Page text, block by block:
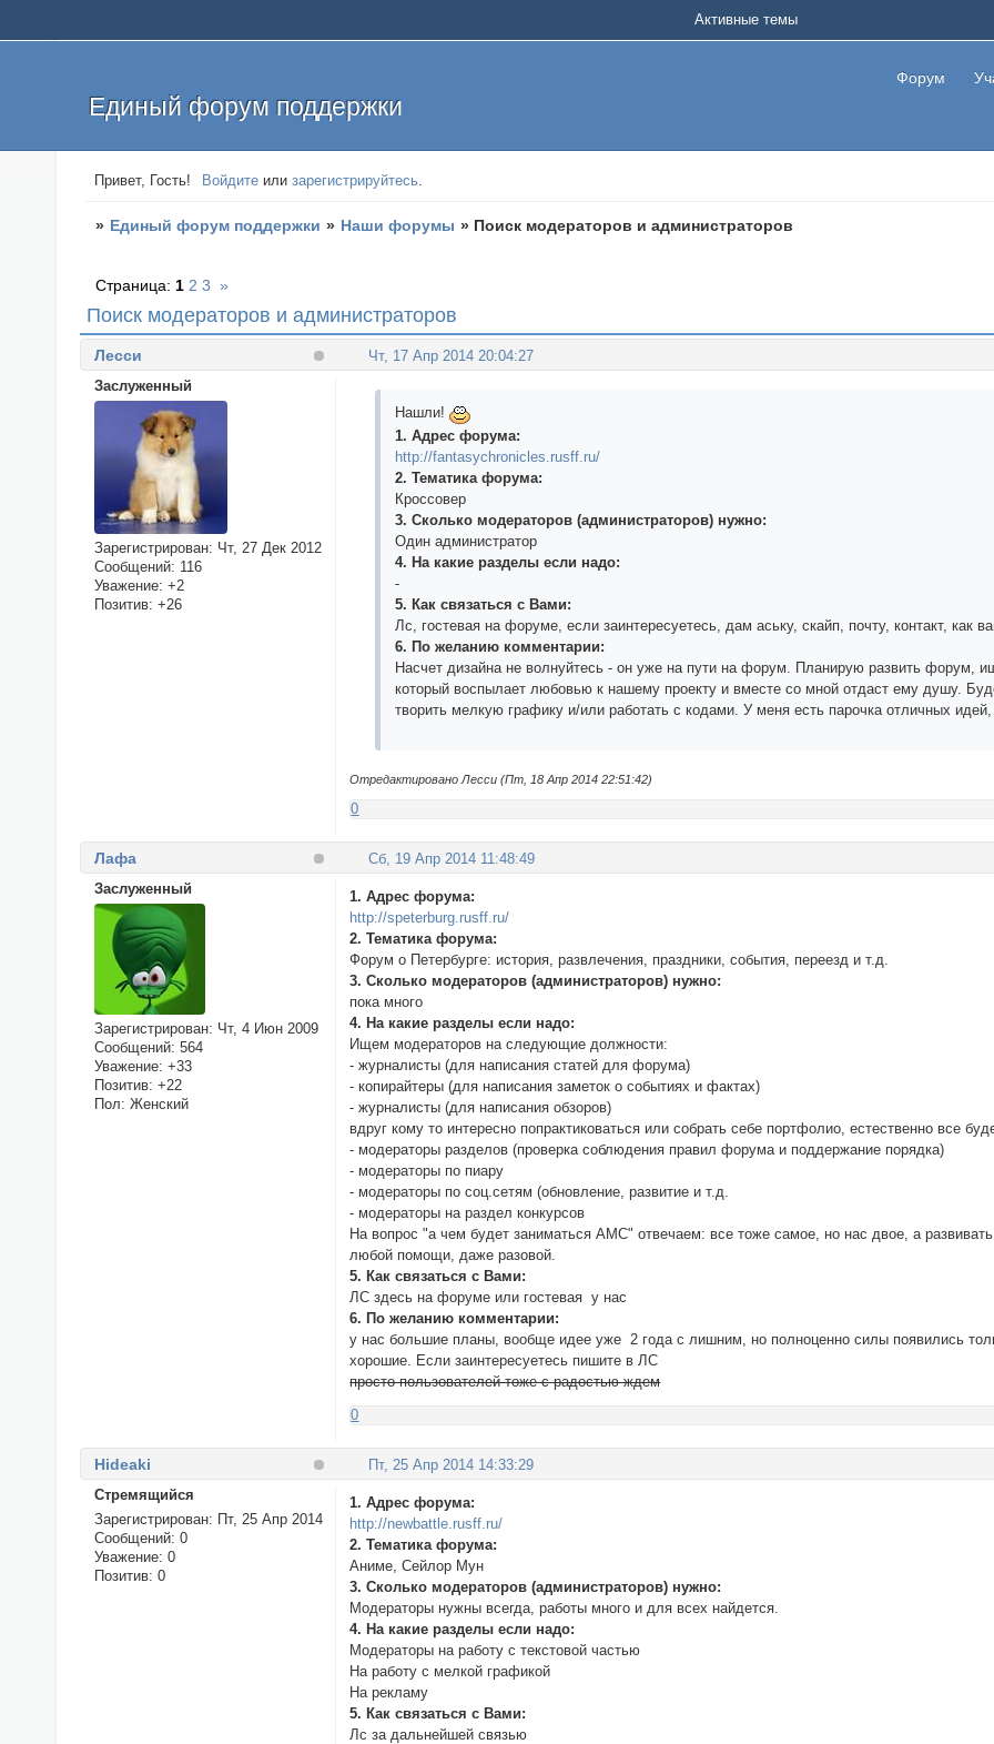
Единый форум поддержки
Форум
Активные темы
Привет, Гость! Войдите илизарегистрируйтесь.
» Единый форум поддержки » Наши форумы » Поиск модераторов и администраторов
Поиск модераторов и администраторов
Страница: 1 2 3 »
Чт, 17 Апр 2014 20:04:27
Лесси
Заслуженный
Зарегистрирован: Чт, 27 Дек 2012
Сообщений: 116
Уважение: +2
Позитив: +26
Нашли!
1. Адрес форума:
http://fantasychronicles.rusff.ru/
2. Тематика форума:
Кроссовер
3. Сколько модераторов (администраторов) нужно:
Один администратор
4. На какие разделы если надо:
-
5. Как связаться с Вами:
Лс, гостевая на форуме, если заинтересуетесь, дам аську, скайп, почту, контакт, как
6. По желанию комментарии:
Насчет дизайна не волнуйтесь - он уже на пути на форум. Планирую развить форум,
который воспылает любовью к нашему проекту и вместе со мной отдаст ему душу.
творить мелкую графику и/или работать с кодами. У меня есть парочка отличных
Отредактировано Лесси (Пт, 18 Апр 2014 22:51:42)
0
Сб, 19 Апр 2014 11:48:49
Лафа
Заслуженный
Зарегистрирован: Чт, 4 Июн 2009
Сообщений: 564
Уважение: +33
Позитив: +22
Пол: Женский
1. Адрес форума:
http://speterburg.rusff.ru/
2. Тематика форума:
Форум о Петербурге: история, развлечения, праздники, события, переезд и т.д.
3. Сколько модераторов (администраторов) нужно:
пока много
4. На какие разделы если надо:
Ищем модераторов на следующие должности:
- журналисты (для написания статей для форума)
- копирайтеры (для написания заметок о событиях и фактах)
- журналисты (для написания обзоров)
вдруг кому то интересно попрактиковаться или собрать себе портфолио, естественно все
- модераторы разделов (проверка соблюдения правил форума и поддержание порядка)
- модераторы по пиару
- модераторы по соц.сетям (обновление, развитие и т.д.
- модераторы на раздел конкурсов
На вопрос "а чем будет заниматься АМС" отвечаем: все тоже самое, но нас двое, а
любой помощи, даже разовой.
5. Как связаться с Вами:
ЛС здесь на форуме или гостевая у нас
6. По желанию комментарии:
у нас большие планы, вообще идее уже 2 года с лишним, но полноценно силы появились
хорошие. Если заинтересуетесь пишите в ЛС
просто пользователей тоже с радостью ждем
0
Пт, 25 Апр 2014 14:33:29
Hideaki
Стремящийся
Зарегистрирован: Пт, 25 Апр 2014
Сообщений: 0
Уважение: 0
Позитив: 0
1. Адрес форума:
http://newbattle.rusff.ru/
2. Тематика форума:
Аниме, Сейлор Мун
3. Сколько модераторов (администраторов) нужно:
Модераторы нужны всегда, работы много и для всех найдется.
4. На какие разделы если надо:
Модераторы на работу с текстовой частью
На работу с мелкой графикой
На рекламу
5. Как связаться с Вами:
Лс за дальнейшей связью